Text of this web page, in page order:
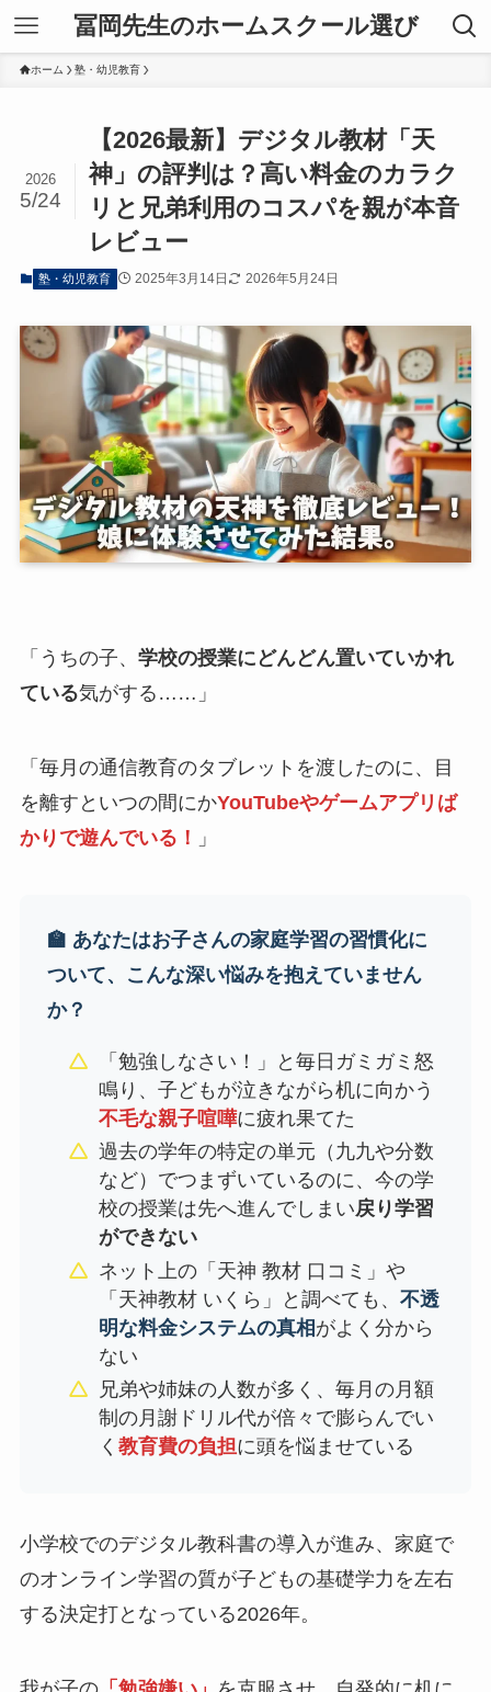
冨岡先生のホームスクール選び
ホーム 塾・幼児教育
【2026最新】デジタル教材「天
神」の評判は？高い料金のカラク
リと兄弟利用のコスパを親が本音
レビュー
2026
5/24
塾・幼児教育 2025年3月14日 2026年5月24日
「うちの子、 学校の授業にどんどん置いていかれ
ている気がする……」
「毎月の通信教育のタブレットを渡したのに、目
を離すといつの間にかYouTubeやゲームアプリば
かりで遊んでいる！
」
🏫 あなたはお子さんの家庭学習の習慣化に
ついて、こんな深い悩みを抱えていません
か？
「勉強しなさい！」と毎日ガミガミ怒
鳴り、子どもが泣きながら机に向かう
不毛な親子喧嘩に疲れ果てた
過去の学年の特定の単元（九九や分数
など）でつまずいているのに、今の学
校の授業は先へ進んでしまい戻り学習
ができない
ネット上の「天神 教材 口コミ」や
「天神教材 いくら」と調べても、 不透
明な料金システムの真相がよく分から
ない
兄弟や姉妹の人数が多く、毎月の月額
制の月謝ドリル代が倍々で膨らんでい
く 教育費の負担に頭を悩ませている
小学校でのデジタル教科書の導入が進み、家庭で
のオンライン学習の質が子どもの基礎学力を左右
する決定打となっている2026年。